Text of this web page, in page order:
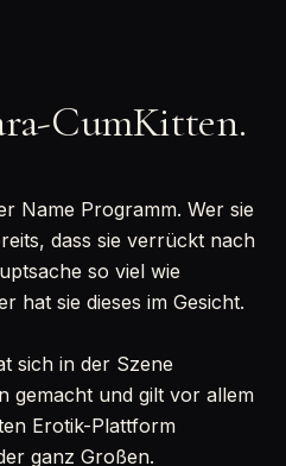
CumKitten.
Name Programm. Wer sie
dass sie verrückt nach
so viel wie
hat sie dieses im Gesicht.
sich in der Szene
gemacht und gilt vor allem
Erotik-Plattform
ganz Großen.